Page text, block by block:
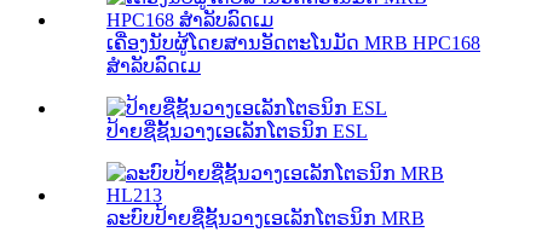
ເຄື່ອງນັບຜູ້ໂດຍສານອັດຕະໂນມັດ MRB HPC168
ສຳລັບລົດເມ
ປ້າຍຊື່ຊັ້ນວາງເອເລັກໂຕຣນິກ ESL
ລະບົບປ້າຍຊື່ຊັ້ນວາງເອເລັກໂຕຣນິກ MRB